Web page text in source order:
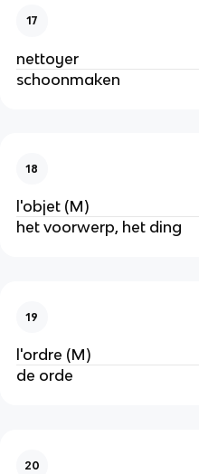
17
nettoyer
schoonmaken
18
l'objet (M)
het voorwerp, het ding
19
l'ordre (M)
de orde
20